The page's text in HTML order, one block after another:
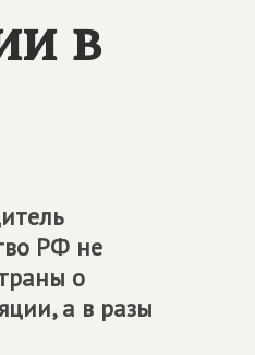
в
РФ не
о
а в разы